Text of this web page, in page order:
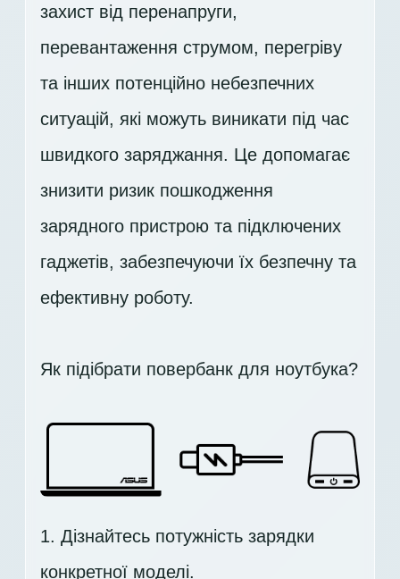
захист від перенапруги,
перевантаження струмом, перегріву
та інших потенційно небезпечних
ситуацій, які можуть виникати під час
швидкого заряджання. Це допомагає
знизити ризик пошкодження
зарядного пристрою та підключених
гаджетів, забезпечуючи їх безпечну та
ефективну роботу.
Як підібрати повербанк для ноутбука?
1. Дізнайтесь потужність зарядки
конкретної моделі.